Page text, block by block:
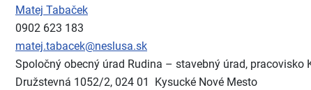
Matej Tabaček
0902 623 183
matej.tabacek@neslusa.sk
Spoločný obecný úrad Rudina – stavebný úrad, pracovisko
Družstevná 1052/2, 024 01 Kysucké Nové Mesto